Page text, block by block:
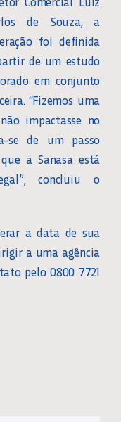
de Souza, a
foi definida
de um estudo
em conjunto
“Fizemos uma
impactasse no
se de um passo
a Sanasa está
concluiu o
a data de sua
a uma agência
pelo 0800 7721